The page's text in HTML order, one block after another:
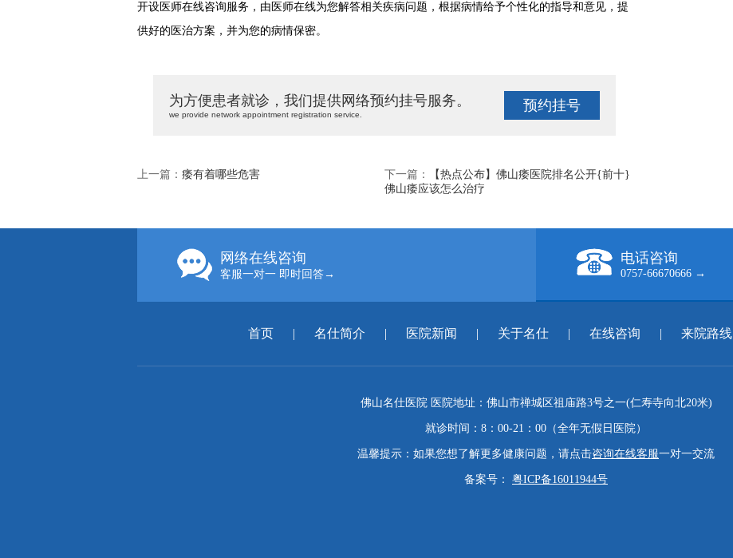
开设医师在线咨询服务，由医师在线为您解答相关疾病问题，根据病情给予个性化的指导和意见，提
供好的医治方案，并为您的病情保密。
为方便患者就诊，我们提供网络预约挂号服务。
we provide network appointment registration service.
预约挂号
上一篇： 痿有着哪些危害 下一篇：
【热点公布】佛山痿医院排名公开{前十}
佛山痿应该怎么治疗
网络在线咨询
客服一对一 即时回答→
电话咨询
0757-66670666 →
首页 | 名仕简介 | 医院新闻 | 关于名仕 | 在线咨询 | 来院路线
佛山名仕医院 医院地址：佛山市禅城区祖庙路3号之一(仁寿寺向北20米)
就诊时间：8：00-21：00（全年无假日医院）
温馨提示：如果您想了解更多健康问题，请点击咨询在线客服一对一交流
备案号： 粤ICP备16011944号